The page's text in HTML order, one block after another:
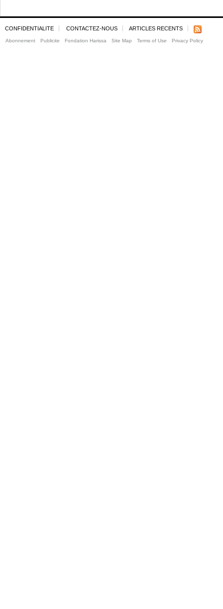
CONFIDENTIALITE CONTACTEZ-NOUS ARTICLES RECENTS
Abonnement Publicite Fondation Harissa Site Map Terms of Use Privacy Policy